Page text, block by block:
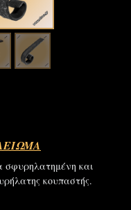
και
κουπαστής.